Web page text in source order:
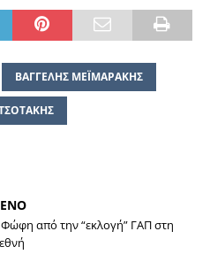
ΒΑΓΓΕΛΗΣ ΜΕΪΜΑΡΑΚΗΣ
Φώφη από την “εκλογή” ΓΑΠ στη